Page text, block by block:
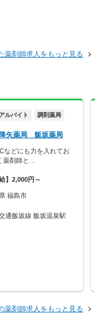
薬剤師求人をもっと見る
ルバイト 調剤薬局
矢薬局 飯坂薬局
などにも力を入れてお
薬剤師と…
給】2,000円～
福島市
通飯坂線 飯坂温泉駅
薬剤師求人をもっと見る